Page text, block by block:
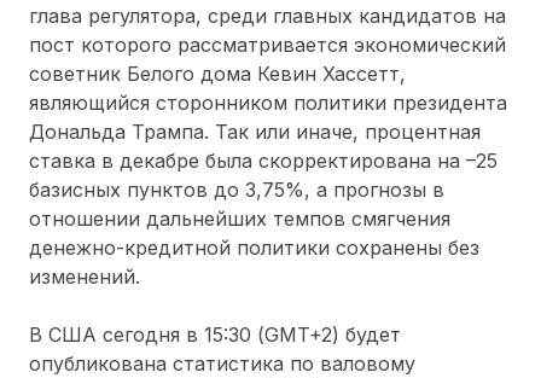
глава регулятора, среди главных кандидатов на
пост которого рассматривается экономический
советник Белого дома Кевин Хассетт,
являющийся сторонником политики президента
Дональда Трампа. Так или иначе, процентная
ставка в декабре была скорректирована на –25
базисных пунктов до 3,75%, а прогнозы в
отношении дальнейших темпов смягчения
денежно-кредитной политики сохранены без
изменений.
В США сегодня в 15:30 (GMT+2) будет
опубликована статистика по валовому